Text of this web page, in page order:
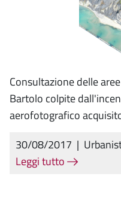
Consultazione delle
Bartolo colpite
aerofotografico
30/08/2017 |
Leggi tutto